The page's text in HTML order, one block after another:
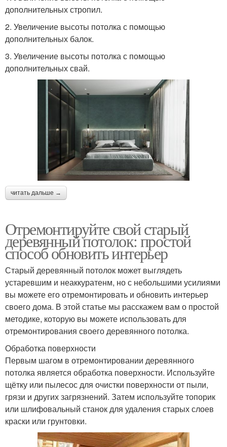
дополнительных стропил.
2. Увеличение высоты потолка с помощью
дополнительных балок.
3. Увеличение высоты потолка с помощью
дополнительных свай.
читать дальше →
Отремонтируйте свой старый
деревянный потолок: простой
способ обновить интерьер
Старый деревянный потолок может выглядеть
устаревшим и неаккуратенм, но с небольшими усилиями
вы можете его отремонтировать и обновить интерьер
своего дома. В этой статье мы расскажем вам о простой
методике, которую вы можете использовать для
отремонтирования своего деревянного потолка.
Обработка поверхности
Первым шагом в отремонтировании деревянного
потолка является обработка поверхности. Используйте
щётку или пылесос для очистки поверхности от пыли,
грязи и других загрязнений. Затем используйте топорик
или шлифовальный станок для удаления старых слоев
краски или грунтовки.